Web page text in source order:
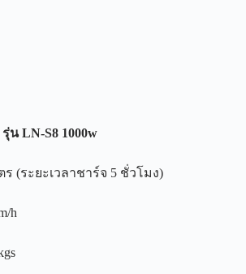
รุ่น LN-S8 1000w
ร (ระยะเวลาชาร์จ 5 ชั่วโมง)
h